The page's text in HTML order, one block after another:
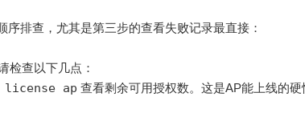
序排查，尤其是第三步的查看失败记录最直接：
检查以下几点：
ap 查看剩余可用授权数。这是AP能上线的硬